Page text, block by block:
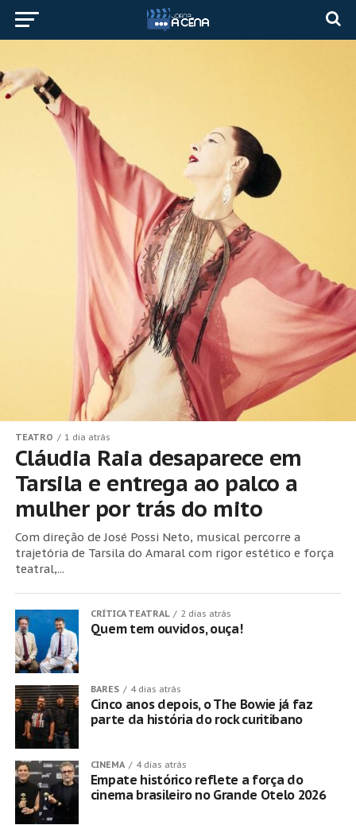
TEATRO 1 dia atrás
Cláudia Raia desaparece em
Tarsila e entrega ao palco a
mulher por trás do mito
Com direção de José Possi Neto, musical percorre a
trajetória de Tarsila do Amaral com rigor estético e força
teatral,...
CRÍTICA TEATRAL 2 dias atrás
Quem tem ouvidos, ouça!
BARES 4 dias atrás
Cinco anos depois, o The Bowie já faz
parte da história do rock curitibano
CINEMA 4 dias atrás
Empate histórico reflete a força do
cinema brasileiro no Grande Otelo 2026